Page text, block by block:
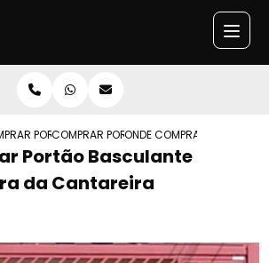
PORTAO BASCULANTE
COMPRAR PORTAO BASCULANTE PORTA
ONDE COMPRAR PORTAO
Portão Basculante
da Cantareira